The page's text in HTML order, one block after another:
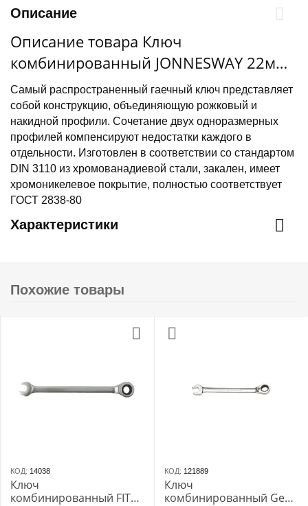
Описание
Описание товара Ключ
комбинированный JONNESWAY 22мм
(W26122)
Самый распространенный гаечный ключ представляет
собой конструкцию, объединяющую рожковый и
накидной профили. Сочетание двух одноразмерных
профилей компенсируют недостатки каждого в
отдельности. Изготовлен в соответствии со стандартом
DIN 3110 из хромованадиевой стали, закален, имеет
хромоникелевое покрытие, полностью соответствует
ГОСТ 2838-80
Характеристики
Похожие товары
КОД: 14038
Ключ
комбинированный FIT
КОД: 121889
Ключ
комбинированный Gee